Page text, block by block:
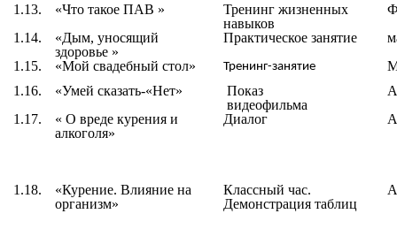
1.13. «Что такое ПАВ »
Тренинг жизненных
навыков
1.14.
«Дым, уносящий
здоровье »
Практическое занятие
1.15.
«Мой свадебный стол» Тренинг-занятие
1.16.
«Умей сказать-«Нет»
Показ
видеофильма
1.17.
«О вреде курения и
алкоголя»
Диалог
1.18. «Курение. Влияние на
организм»
Классный час.
Демонстрация таблиц